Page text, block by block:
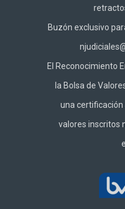
Buzón exclusivo
El Reconocimiento
la Bolsa de
una certificación
valores inscritos